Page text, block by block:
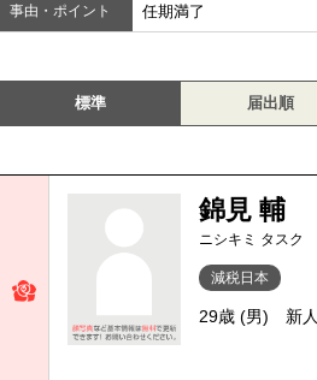
事由・ポイント 任期満了
標準 届出順
錦見 輔
ニシキミ タスク
減税日本
29歳 (男) 新人